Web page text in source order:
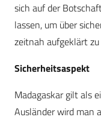
sich auf der
lassen, um über
zeitnah aufgeklärt
Sicherheitsaspekt
Madagaskar gilt als
Ausländer wird man